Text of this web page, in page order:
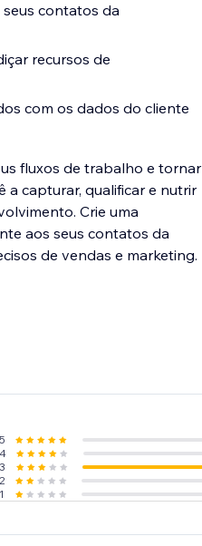
contatos da
recursos de
com os dados do cliente
fluxos de trabalho e tornar
a capturar, qualificar e nutrir
Crie uma
aos seus contatos da
de vendas e marketing.
5
4
3
2
1